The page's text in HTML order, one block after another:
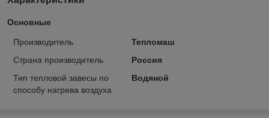
Основные
Производитель
Тепломаш
Страна производитель
Россия
Тип тепловой завесы по
способу нагрева воздуха
Водяной